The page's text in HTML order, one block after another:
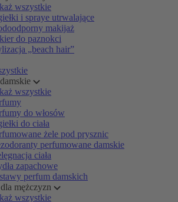
wszystkie
i spraye utrwalające
makijaż
do paznokci
„beach hair”
wszystkie
do włosów
do ciała
żele pod prysznic
perfumowane damskie
ciała
zapachowe
perfum damskich
mężczyzn
wszystkie